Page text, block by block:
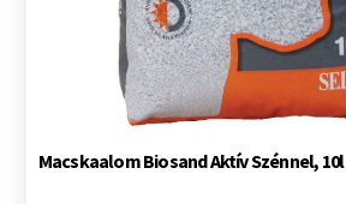
Macskaalom Biosand Aktív Szénnel, 10l